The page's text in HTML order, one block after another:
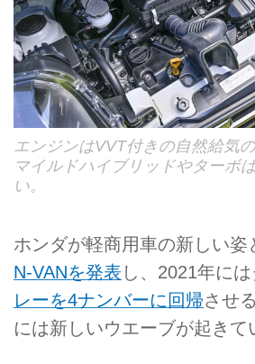
エンジンはVVT付きの自然給気
マイルドハイブリッドやターボ
い。
ホンダが軽商用車の新しい姿
N-VANを発表 し、2021年に
レーを4ナンバーに回帰させ
には新しいウエーブが起きて